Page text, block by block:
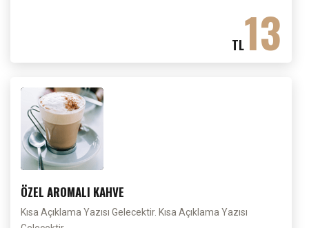
TL13
ÖZEL AROMALI KAHVE
Kısa Açıklama Yazısı Gelecektir. Kısa Açıklama Yazısı